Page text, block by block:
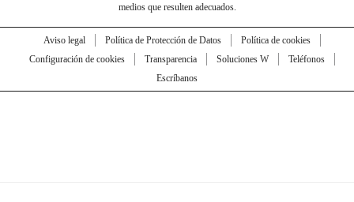
medios que resulten adecuados.
Aviso legal Política de Protección de Datos
Política de cookies
Configuración de cookies
Transparencia Soluciones W
Teléfonos
Escríbanos